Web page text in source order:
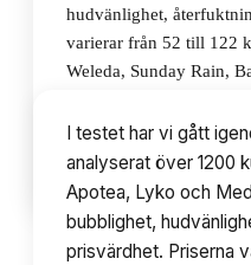
hudvänlighet,
varierar från 52 till 122
Weleda, Sunday Rain,
Innehållsförteckning
I testet har vi gått
analyserat över 1200
Apotea, Lyko och
bubblighet,
prisvärdhet. Priserna